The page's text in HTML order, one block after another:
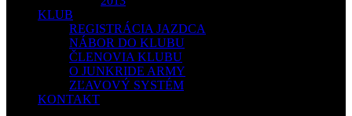
KLUB
REGISTRÁCIA JAZDCA
NÁBOR DO KLUBU
ČLENOVIA KLUBU
O JUNKRIDE ARMY
ZĽAVOVÝ SYSTÉM
KONTAKT